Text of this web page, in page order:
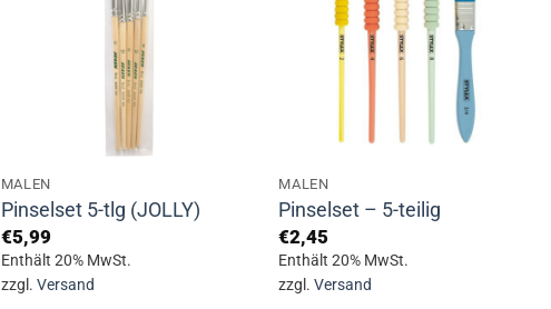
MALEN
Pinselset 5-tlg (JOLLY)
€5,99
Enthält 20% MwSt.
zzgl. Versand
MALEN
Pinselset – 5-teilig
€2,45
Enthält 20% MwSt.
zzgl.Versand